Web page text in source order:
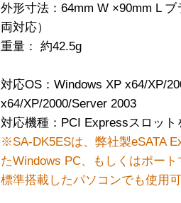
外形寸法：64mm W ×90mm L
両対応）
重量： 約42.5g
対応OS：Windows XP x64/XP/
x64/XP/2000/Server 2003
対応機種：PCI Expressスロッ
※SA-DK5ESは、弊社製eSATA
たWindows PC、もしくはポー
標準搭載したパソコンでも使用